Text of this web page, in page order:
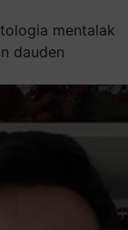
mentalak
dauden